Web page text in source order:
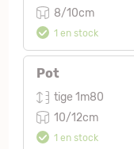
8/10cm
1 en stock
Pot
tige 1m80
10/12cm
1 en stock